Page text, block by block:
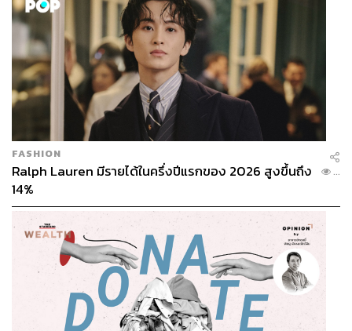
FASHION
Ralph Lauren มีรายได้ในครึ่งปีแรกของ 2026 สูงขึ้นถึง
14%
...